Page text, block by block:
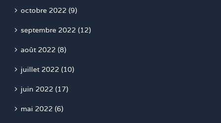
octobre 2022 (9)
septembre 2022 (12)
août 2022 (8)
juillet 2022 (10)
juin 2022 (17)
mai 2022 (6)